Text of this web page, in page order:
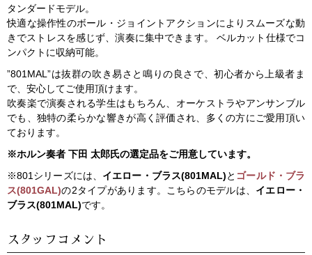
タンダードモデル。
快適な操作性のボール・ジョイントアクションによりスムーズな動
きでストレスを感じず、演奏に集中できます。 ベルカット仕様でコ
ンパクトに収納可能。
”801MAL”は抜群の吹き易さと鳴りの良さで、初心者から上級者ま
で、安心してご使用頂けます。
吹奏楽で演奏される学生はもちろん、オーケストラやアンサンブル
でも、独特の柔らかな響きが高く評価され、多くの方にご愛用頂い
ております。
※ホルン奏者 下田 太郎氏の選定品をご用意しています。
※801シリーズには、 イエロー・ブラス(801MAL)と ゴールド・ブラ
ス(801GAL)の2タイプがあります。こちらのモデルは、 イエロー・
ブラス(801MAL)です。
スタッフコメント